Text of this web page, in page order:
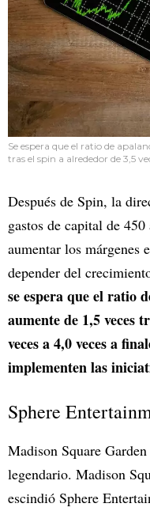
Se espera que el ratio de
tras el spin a alrededor de 3,5
Después de Spin, la
gastos de capital de
aumentar los márgenes
depender del
se espera que el ratio
aumente de 1,5 veces
veces a 4,0 veces a
implementen las
Sphere
Madison Square
legendario. Madison
escindió Sphere